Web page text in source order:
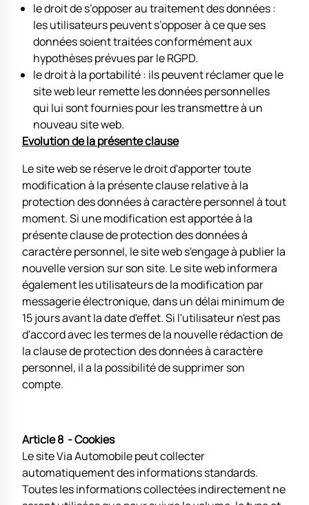
le droit de s’opposer au traitement des données :
les utilisateurs peuvent s’opposer à ce que ses
données soient traitées conformément aux
hypothèses prévues par le RGPD.
le droit à la portabilité : ils peuvent réclamer que le
site web leur remette les données personnelles
qui lui sont fournies pour les transmettre à un
nouveau site web.
Evolution de la présente clause
Le site web se réserve le droit d'apporter toute
modification à la présente clause relative à la
protection des données à caractère personnel à tout
moment. Si une modification est apportée à la
présente clause de protection des données à
caractère personnel, le site web s'engage à publier la
nouvelle version sur son site. Le site web informera
également les utilisateurs de la modification par
messagerie électronique, dans un délai minimum de
15 jours avant la date d'effet. Si l'utilisateur n'est pas
d'accord avec les termes de la nouvelle rédaction de
la clause de protection des données à caractère
personnel, il a la possibilité de supprimer son
compte.
Article 8 - Cookies
Le site Via Automobile peut collecter
automatiquement des informations standards.
Toutes les informations collectées indirectement ne